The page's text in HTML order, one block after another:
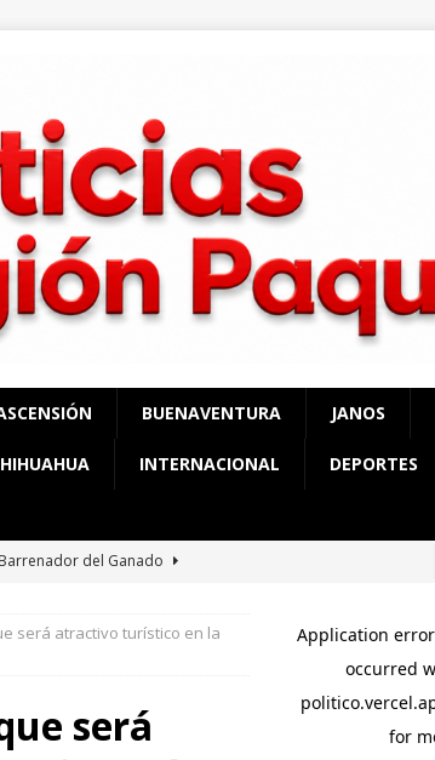
BUENAVENTURA JANOS
INTERNACIONAL DEPORTES
del Ganado
a más de 35 expositores de la
para el circo a niños de la
será atractivo turístico en la
será